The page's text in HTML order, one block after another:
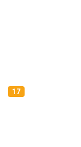
17